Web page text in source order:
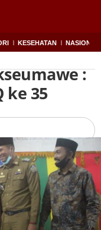
KESEHATAN NASIONAL
:
ke 35